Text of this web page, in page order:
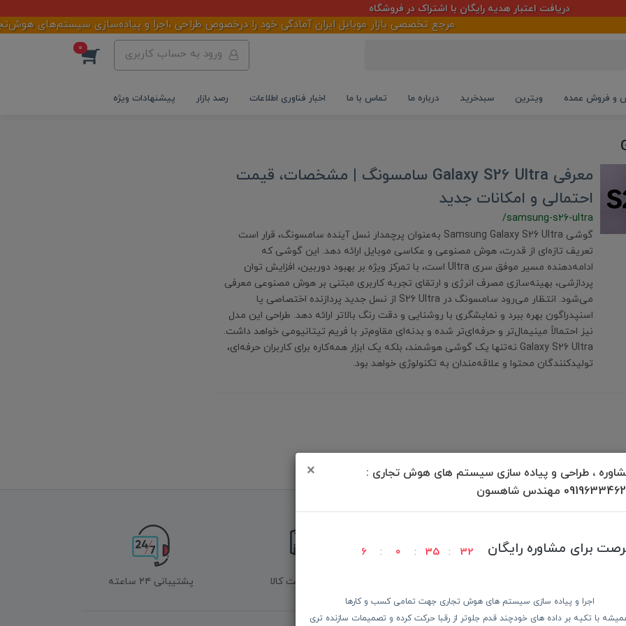
، طراحی و پیاده سازی سیستم های هوش تجاری :
مهندس شاهسون
×
برای مشاوره رایگان 6 0 35 32
اجرا و پیاده سازی سیستم های هوش تجاری جهت تمامی کسب و کارها
با تکیه بر داده های خودچند قدم جلوتر از رقبا حرکت کرده و تصمیمات سازنده تری
دریافت اعتبار هدیه رایگان با اشتراک در فروشگاه
مرجع تخصصی بازار موبایل ایران آمادگی خود را درخصوص طراحی ،اجرا و پیاده‌سازی سیستم‌های
ورود به حساب کاربری 0
و فروش عمده ویترین سبدخرید درباره ما تماس با ما اخبار فناوری اطلاعات رصد بازار پیشنهادات ویژه
معرفی Galaxy S26 Ultra سامسونگ | مشخصات، قیمت
احتمالی و امکانات جدید
/samsung-s26-ultra
گوشی Samsung Galaxy S26 Ultra به‌عنوان پرچمدار نسل آینده سامسونگ، قرار است
تعریف تازه‌ای از قدرت، هوش مصنوعی و عکاسی موبایل ارائه دهد. این گوشی که
ادامه‌دهنده مسیر موفق سری Ultra است، با تمرکز ویژه بر بهبود دوربین، افزایش توان
پردازشی، بهینه‌سازی مصرف انرژی و ارتقای تجربه کاربری مبتنی بر هوش مصنوعی معرفی
می‌شود. انتظار می‌رود سامسونگ در S26 Ultra از نسل جدید پردازنده اختصاصی یا
اسنپدراگون بهره ببرد و نمایشگری با روشنایی و دقت رنگ بالاتر ارائه دهد. طراحی این مدل
نیز احتمالاً مینیمال‌تر و حرفه‌ای‌تر شده و بدنه‌ای مقاوم‌تر با فریم تیتانیومی خواهد داشت.
Galaxy S26 Ultra نه‌تنها یک گوشی هوشمند، بلکه یک ابزار همه‌کاره برای کاربران حرفه‌ای،
تولیدکنندگان محتوا و علاقه‌مندان به تکنولوژی خواهد بود.
برگشت به بالا
کالا ضمانت بازگشت کالا پشتیبانی ۲۴ ساعته